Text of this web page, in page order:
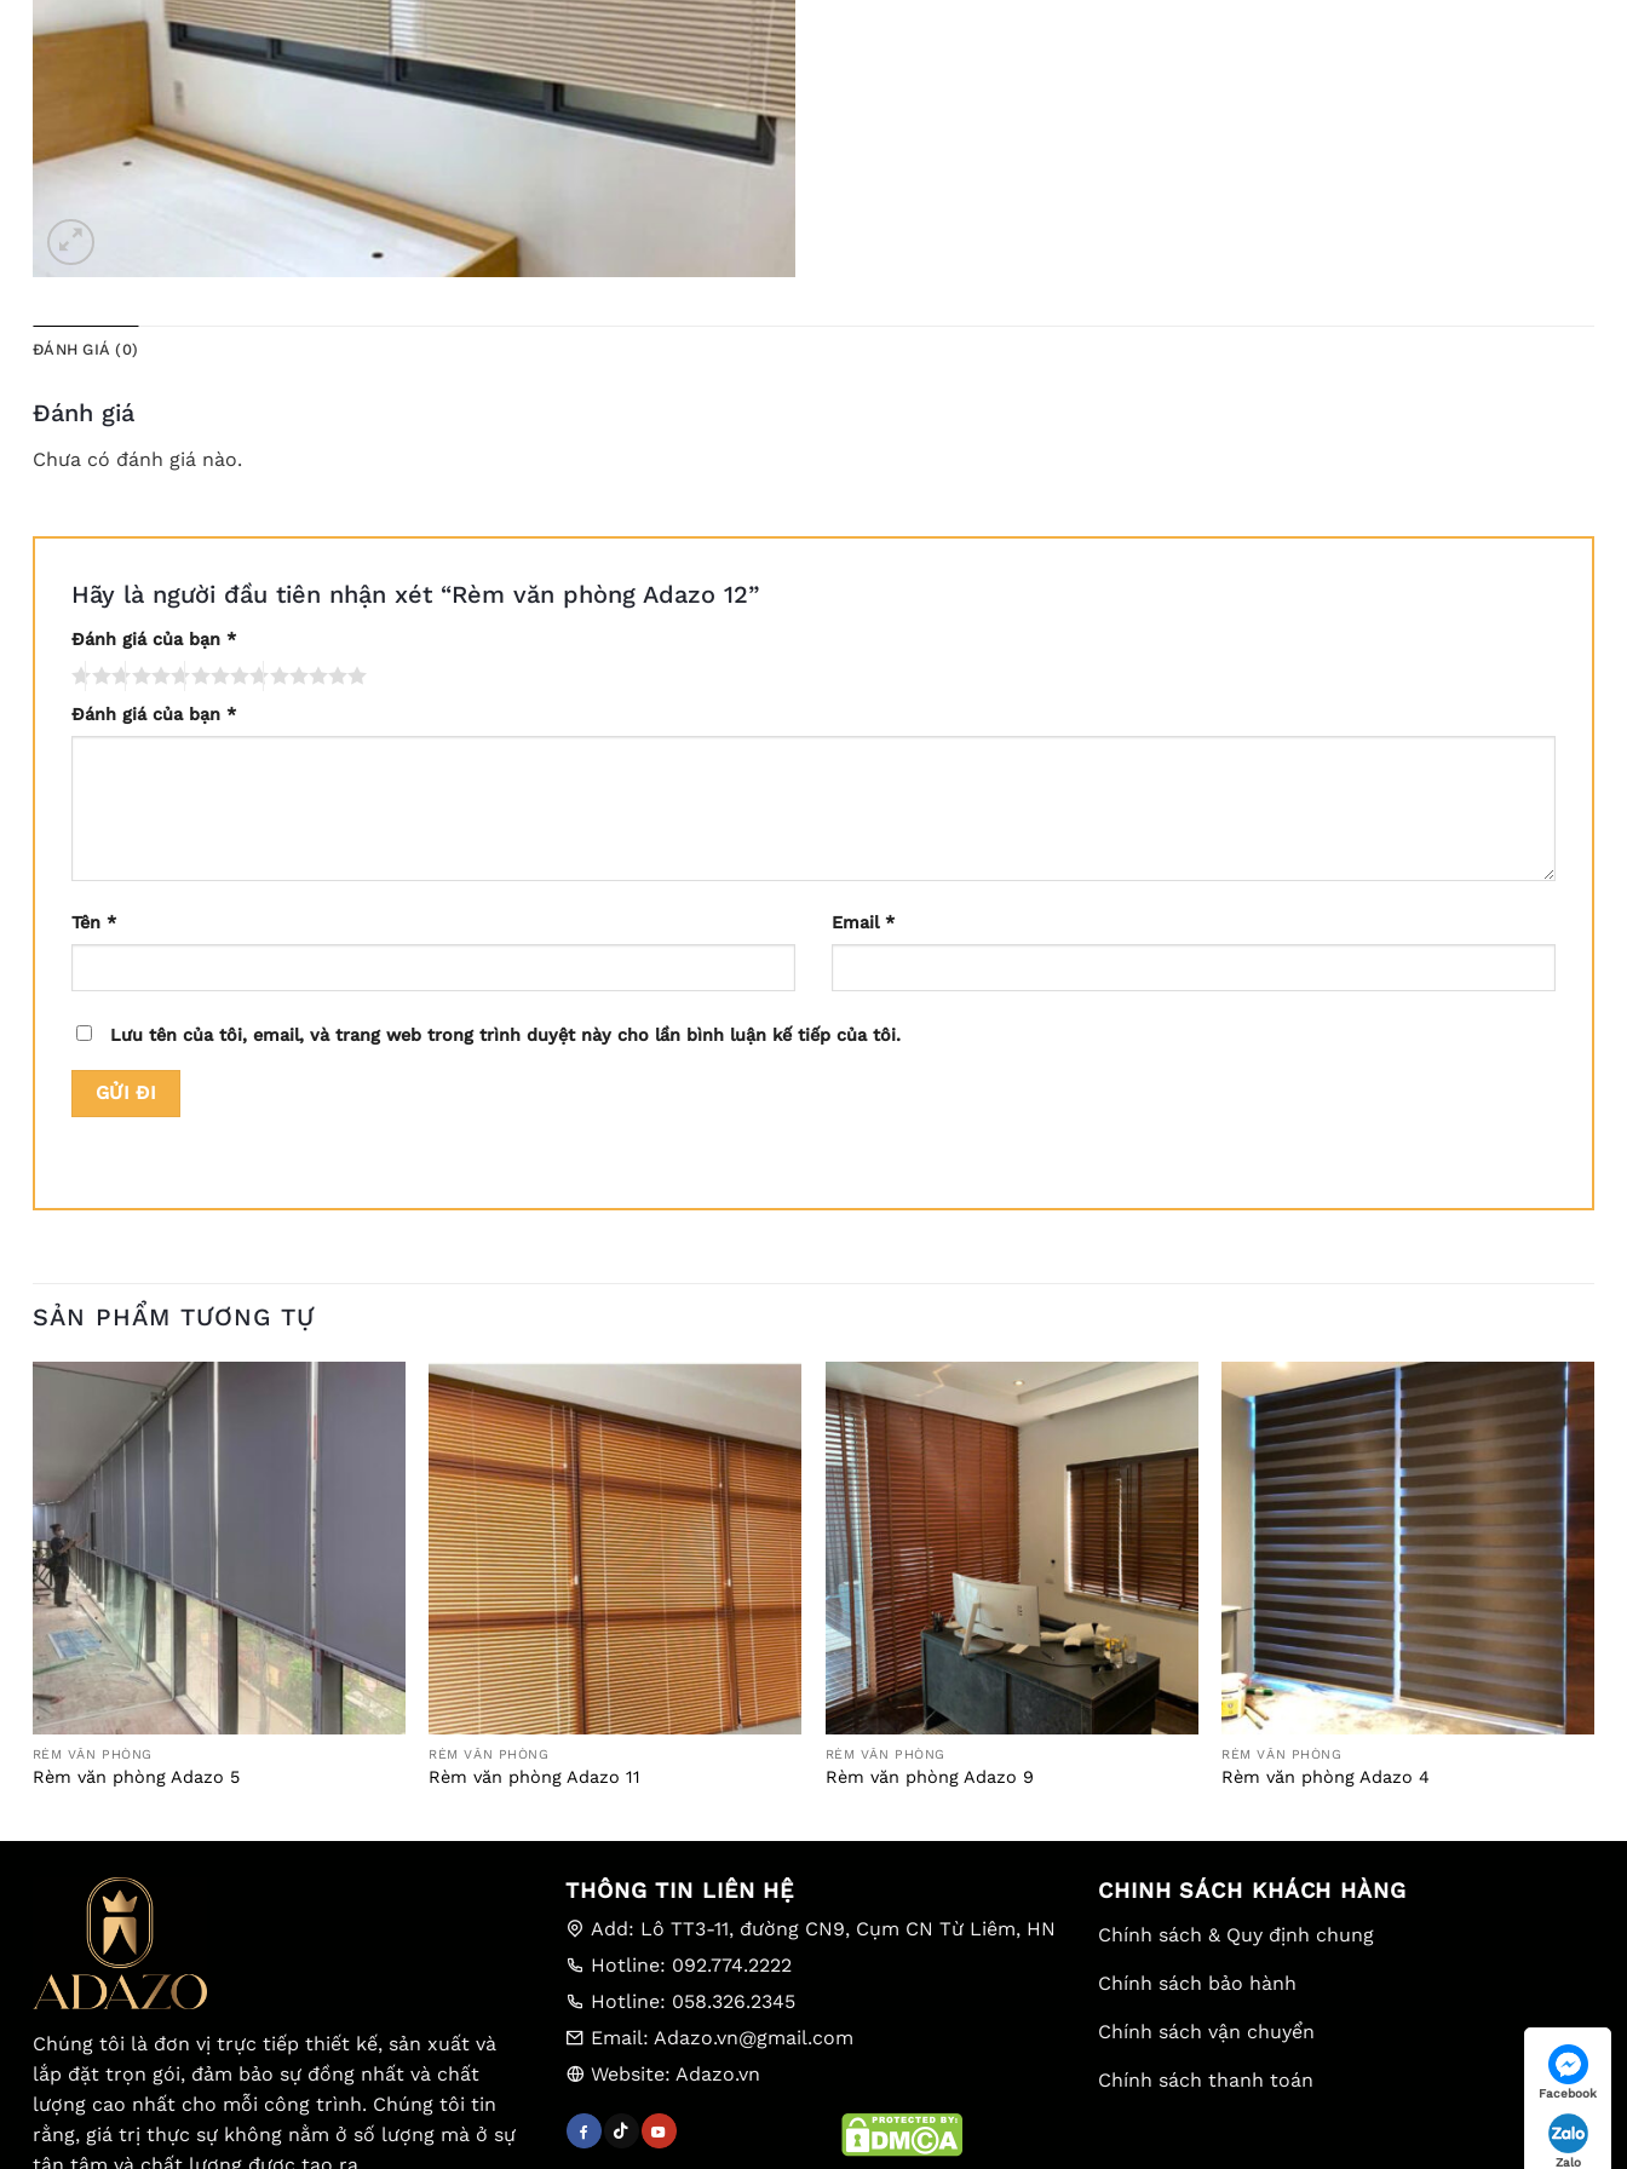
ĐÁNH GIÁ (0)
Đánh giá
Chưa có đánh giá nào.
Hãy là người đầu tiên nhận xét “Rèm văn phòng Adazo 12”
Đánh giá của bạn *
Đánh giá của bạn *
Tên * Email *
Lưu tên của tôi, email, và trang web trong trình duyệt này cho lần bình luận kế tiếp của tôi.
SẢN PHẨM TƯƠNG TỰ
RÈM VĂN PHÒNG
Rèm văn phòng Adazo 5
RÈM VĂN PHÒNG
Rèm văn phòng Adazo 11
RÈM VĂN PHÒNG
Rèm văn phòng Adazo 9
RÈM VĂN PHÒNG
Rèm văn phòng Adazo 4
Chúng tôi là đơn vị trực tiếp thiết kế, sản xuất và
lắp đặt trọn gói, đảm bảo sự đồng nhất và chất
lượng cao nhất cho mỗi công trình. Chúng tôi tin
rằng, giá trị thực sự không nằm ở số lượng mà ở sự
tận tâm và chất lượng được tạo ra.
THÔNG TIN LIÊN HỆ
Add: Lô TT3-11, đường CN9, Cụm CN Từ Liêm, HN
Hotline: 092.774.2222
Hotline: 058.326.2345
Email: Adazo.vn@gmail.com
Website: Adazo.vn
CHINH SÁCH KHÁCH HÀNG
Chính sách & Quy định chung
Chính sách bảo hành
Chính sách vận chuyển
Chính sách thanh toán
Facebook
Zalo